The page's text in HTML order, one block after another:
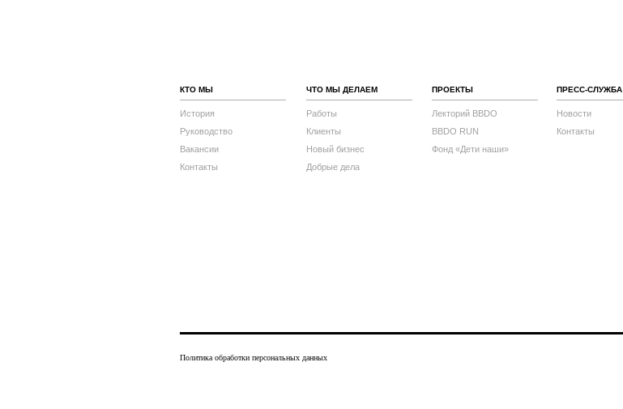
КТО МЫ
История
Руководство
Вакансии
Контакты
ЧТО МЫ ДЕЛАЕМ
Работы
Клиенты
Новый бизнес
Добрые дела
ПРОЕКТЫ
Лекторий BBDO
BBDO RUN
Фонд «Дети наши»
ПРЕСС-СЛУЖБА
Новости
Контакты
Политика обработки персональных данных